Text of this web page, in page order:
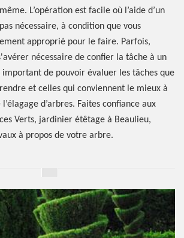
L’opération est facile où l’aide d’un
nécessaire, à condition que vous
approprié pour le faire. Parfois,
nécessaire de confier la tâche à un
important de pouvoir évaluer les tâches que
et celles qui conviennent le mieux à
d’arbres. Faites confiance aux
Verts, jardinier étêtage à Beaulieu,
à propos de votre arbre.